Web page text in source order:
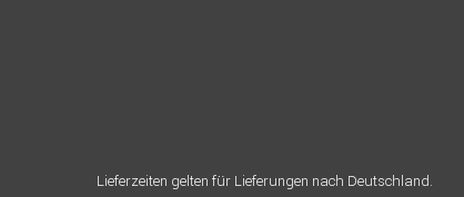
Lieferzeiten gelten für Lieferungen nach Deutschland.